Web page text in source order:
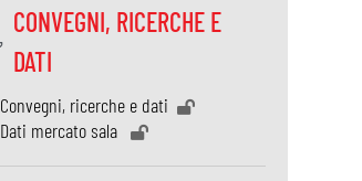
CONVEGNI, RICERCHE E
DATI
Convegni, ricerche e dati
Dati mercato sala